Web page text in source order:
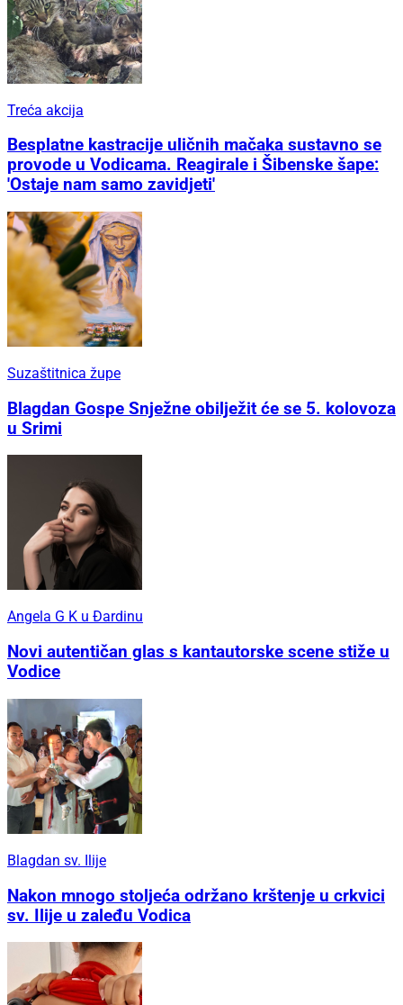
Treća akcija
Besplatne kastracije uličnih mačaka sustavno se
provode u Vodicama. Reagirale i Šibenske šape:
'Ostaje nam samo zavidjeti'
Suzaštitnica župe
Blagdan Gospe Snježne obilježit će se 5. kolovoza
u Srimi
Angela G K u Đardinu
Novi autentičan glas s kantautorske scene stiže u
Vodice
Blagdan sv. Ilije
Nakon mnogo stoljeća održano krštenje u crkvici
sv. Ilije u zaleđu Vodica